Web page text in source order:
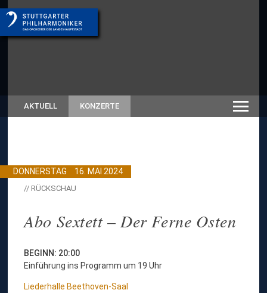
AKTUELL KONZERTE
DONNERSTAG 16. MAI 2024
// RÜCKSCHAU
Abo Sextett – Der Ferne Osten
BEGINN: 20:00
Einführung ins Programm um 19 Uhr
Liederhalle Beethoven-Saal